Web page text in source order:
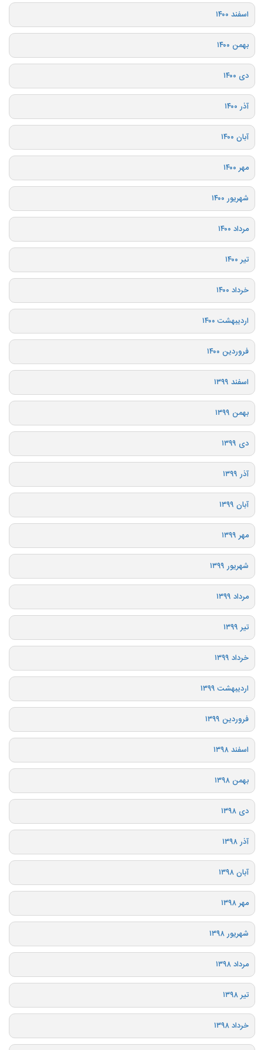
اسفند ۱۴۰۰
بهمن ۱۴۰۰
دی ۱۴۰۰
آذر ۱۴۰۰
آبان ۱۴۰۰
مهر ۱۴۰۰
شهریور ۱۴۰۰
مرداد ۱۴۰۰
تیر ۱۴۰۰
خرداد ۱۴۰۰
اردیبهشت ۱۴۰۰
فروردین ۱۴۰۰
اسفند ۱۳۹۹
بهمن ۱۳۹۹
دی ۱۳۹۹
آذر ۱۳۹۹
آبان ۱۳۹۹
مهر ۱۳۹۹
شهریور ۱۳۹۹
مرداد ۱۳۹۹
تیر ۱۳۹۹
خرداد ۱۳۹۹
اردیبهشت ۱۳۹۹
فروردین ۱۳۹۹
اسفند ۱۳۹۸
بهمن ۱۳۹۸
دی ۱۳۹۸
آذر ۱۳۹۸
آبان ۱۳۹۸
مهر ۱۳۹۸
شهریور ۱۳۹۸
مرداد ۱۳۹۸
تیر ۱۳۹۸
خرداد ۱۳۹۸